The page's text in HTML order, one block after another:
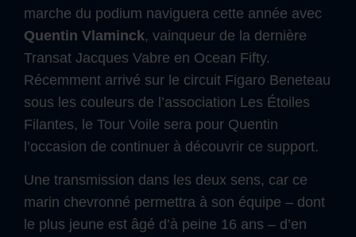
marche du podium naviguera cette année avec
Quentin Vlaminck, vainqueur de la dernière
Transat Jacques Vabre en Ocean Fifty.
Récemment arrivé sur le circuit Figaro Beneteau
sous les couleurs de l’association Les Étoiles
Filantes, le Tour Voile sera pour Quentin
l’occasion de continuer à découvrir ce support.
Une transmission dans les deux sens, car ce
marin chevronné permettra à son équipe – dont
le plus jeune est âgé d’à peine 16 ans – d’en